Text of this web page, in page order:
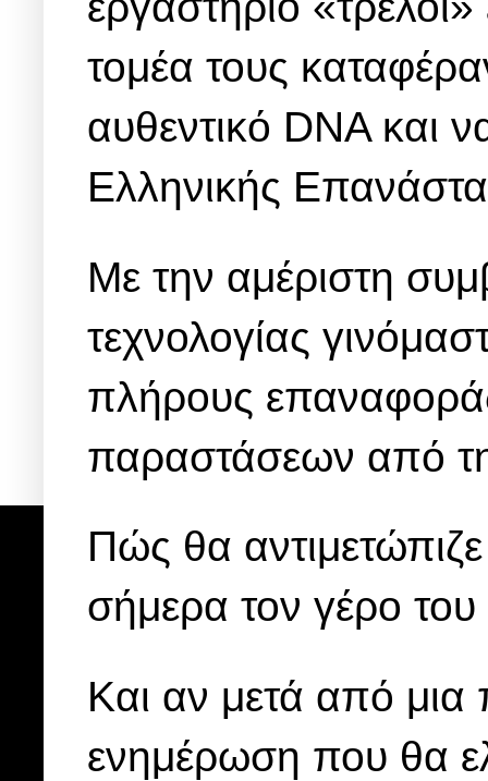
τομέα τους
αυθεντικό DNA και
Ελληνικής
Με την αμέριστη
τεχνολογίας
πλήρους
παραστάσεων από
Πώς θα
σήμερα τον γέρο
Και αν μετά από μια
ενημέρωση που θα